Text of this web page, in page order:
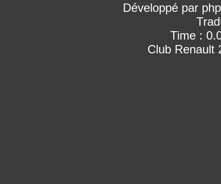
Développé par
Time :
Club Renault